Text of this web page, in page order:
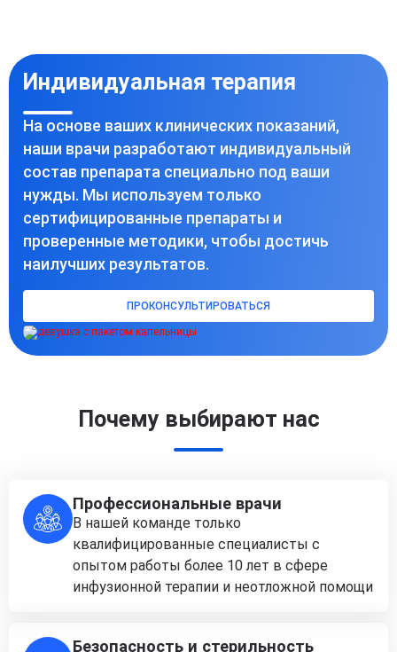
Индивидуальная терапия
На основе ваших клинических показаний,
наши врачи разработают индивидуальный
состав препарата специально под ваши
нужды. Мы используем только
сертифицированные препараты и
проверенные методики, чтобы достичь
наилучших результатов.
ПРОКОНСУЛЬТИРОВАТЬСЯ
Почему выбирают нас
Профессиональные врачи
В нашей команде только
квалифицированные специалисты с
опытом работы более 10 лет в сфере
инфузионной терапии и неотложной помощи
Безопасность и стерильность